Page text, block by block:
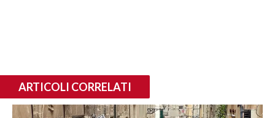
ARTICOLI CORRELATI